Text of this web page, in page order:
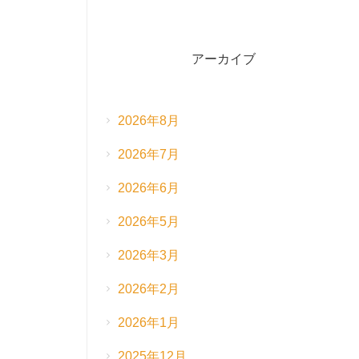
アーカイブ
2026年8月
2026年7月
2026年6月
2026年5月
2026年3月
2026年2月
2026年1月
2025年12月